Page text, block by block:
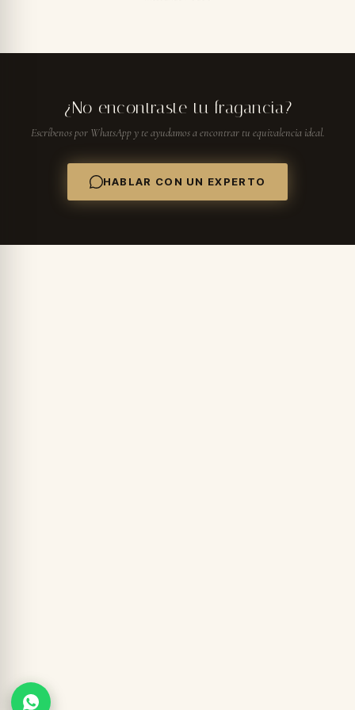
¿No encontraste tu fragancia?
Escríbenos por WhatsApp y te ayudamos a encontrar tu equivalencia ideal.
HABLAR CON UN EXPERTO